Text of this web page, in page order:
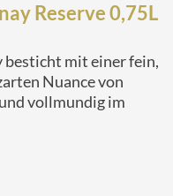
Reserve 0,75L
besticht mit einer fein,
Nuance von
vollmundig im